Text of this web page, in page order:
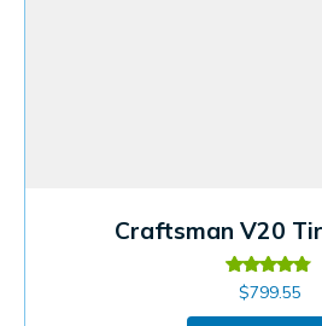
Craftsman V20
Valorado
en
4.60
$799.55